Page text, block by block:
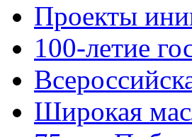
Проекты
100-летие
Широкая